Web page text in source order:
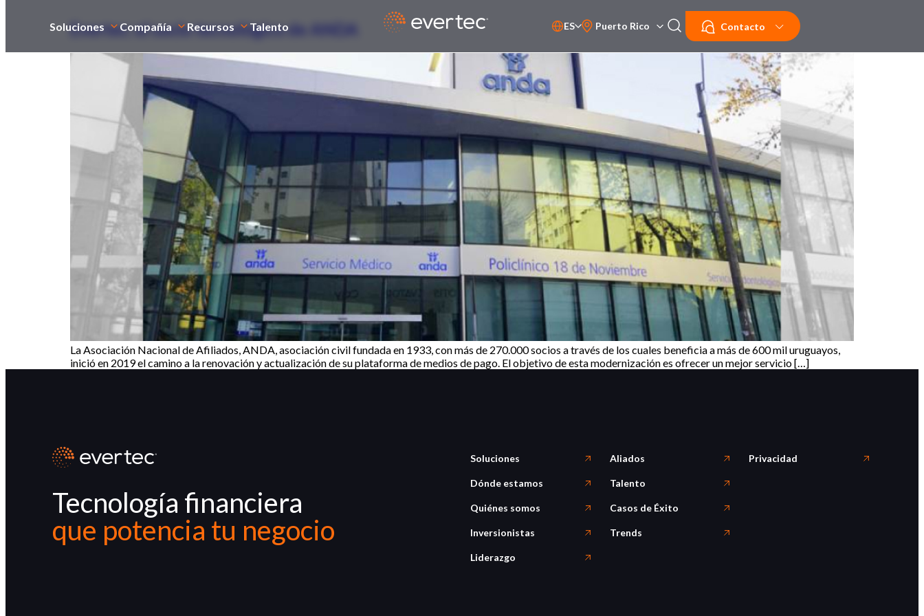
Soluciones Compañía Recursos Talento ES Puerto Rico Contacto
Evertec: el socio tecnológico de ANDA
La Asociación Nacional de Afiliados, ANDA, asociación civil fundada en 1933, con más de 270.000 socios a través de los cuales beneficia a más de 600 mil uruguayos,
inició en 2019 el camino a la renovación y actualización de su plataforma de medios de pago. El objetivo de esta modernización es ofrecer un mejor servicio […]
Tecnología financiera
que potencia tu negocio
Soluciones
Dónde estamos
Quiénes somos
Inversionistas
Liderazgo
Aliados
Talento
Casos de Éxito
Trends
Privacidad